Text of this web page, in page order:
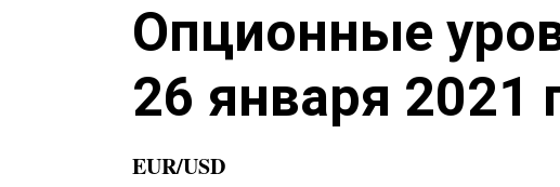
Опционные
26 января 2021
EUR/USD